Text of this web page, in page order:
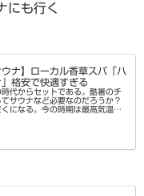
にも行く
ナ】ローカル香草スパ「ハ
格安で快適すぎる
代からセットである。酷暑のチ
サウナなど必要なのだろうか？
になる。今の時期は最高気温40